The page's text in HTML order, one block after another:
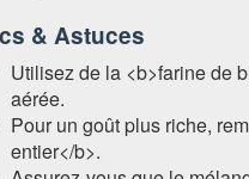
& Astuces
Utilisez de la <b>farine de
aérée.
Pour un goût plus riche,
entier</b>.